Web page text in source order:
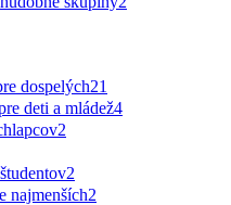
dospelých21
deti a mládež4
2
2
najmenších2